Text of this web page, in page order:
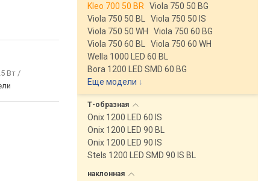
Вт /
Kleo 700 50 BR
Viola 750 50 BG
Viola 750 50 BL
Viola 750 50 IS
Viola 750 50 WH
Viola 750 60 BG
Viola 750 60 BL
Viola 750 60 WH
Wella 1000 LED 60 BL
Bora 1200 LED SMD 60 BG
Еще модели ↓
Т-образная
Onix 1200 LED 60 IS
Onix 1200 LED 90 BL
Onix 1200 LED 90 IS
Stels 1200 LED SMD 90 IS BL
наклонная